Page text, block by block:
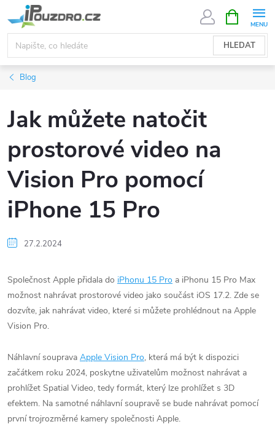
na
obsah
HLEDAT
NÁKUPNÍ
KOŠÍK
Blog
Jak můžete natočit
prostorové video na
Vision Pro pomocí
iPhone 15 Pro
27.2.2024
Společnost Apple přidala do iPhonu 15 Pro a iPhonu 15 Pro Max
možnost nahrávat prostorové video jako součást iOS 17.2. Zde se
dozvíte, jak nahrávat video, které si můžete prohlédnout na Apple
Vision Pro.
Náhlavní souprava Apple Vision Pro, která má být k dispozici
začátkem roku 2024, poskytne uživatelům možnost nahrávat a
prohlížet Spatial Video, tedy formát, který lze prohlížet s 3D
efektem. Na samotné náhlavní soupravě se bude nahrávat pomocí
první trojrozměrné kamery společnosti Apple.